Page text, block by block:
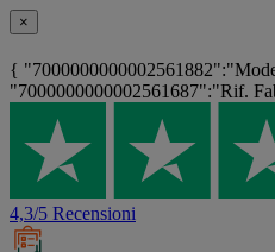
×
{
"7000000000002561687":"Rif.
4,3/5 Recensioni